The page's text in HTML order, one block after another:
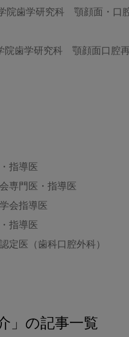
院歯学研究科 顎顔面・口
院歯学研究科 顎顔面口腔
指導医
専門医・指導医
会指導医
指導医
定医（歯科口腔外科）
」の記事一覧